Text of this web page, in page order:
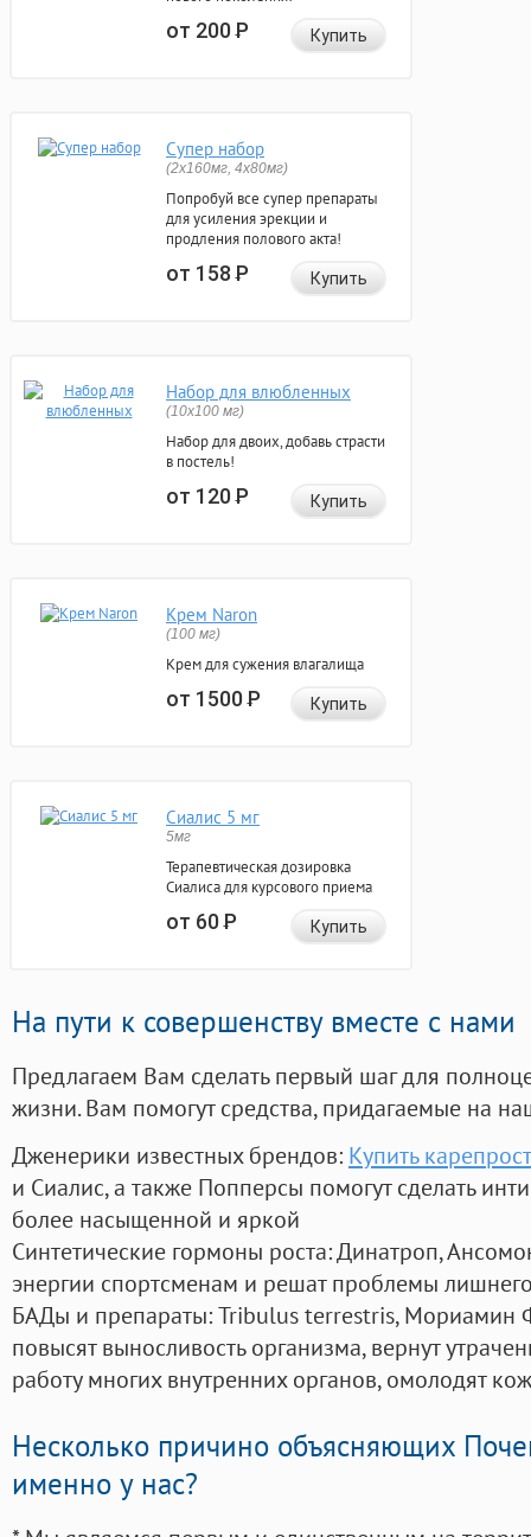
от 200Р Купить
Супер набор
(2х160мг, 4х80мг)
Попробуй все супер препараты
для усиления эрекции и
продления полового акта!
от 158Р Купить
Набор для влюбленных
(10х100 мг)
Набор для двоих, добавь страсти
в постель!
от 120Р Купить
Крем Naron
(100 мг)
Крем для сужения влагалища
от 1500Р Купить
Сиалис 5 мг
5мг
Терапевтическая дозировка
Сиалиса для курсового приема
от 60Р Купить
На пути к совершенству вместе с нами
Предлагаем Вам сделать первый шаг для
жизни. Вам помогут средства, придагаемые на
Дженерики известных брендов: Купить
и Сиалис, а также Попперсы помогут сделать
более насыщенной и яркой
Синтетические гормоны роста: Динатроп,
энергии спортсменам и решат проблемы
БАДы и препараты:Tribulus terrestris, Мориамин
повысят выносливость организма, вернут
работу многих внутренних органов, омолодят
Несколько причино объясняющих
именно у нас?